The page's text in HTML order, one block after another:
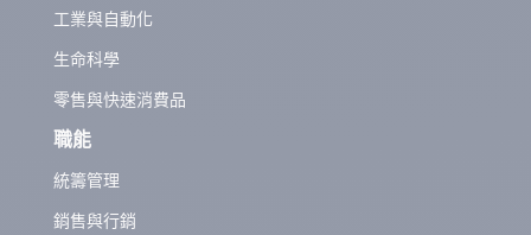
工業與自動化
生命科學
零售與快速消費品
職能
統籌管理
銷售與行銷